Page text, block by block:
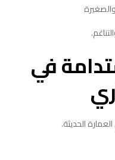
في
الحديثة.